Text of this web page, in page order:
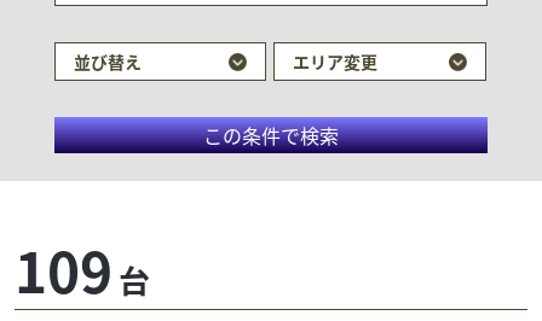
ホンダ/ジャイロキャノ
ピー
並び替え エリア変更
この条件で検索
109 台